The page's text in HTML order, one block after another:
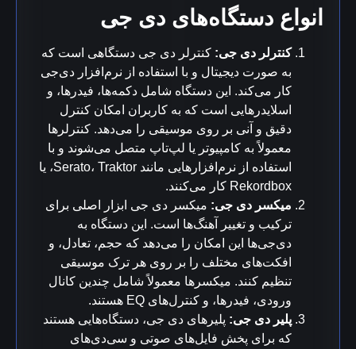
انواع دستگاه‌های دی جی
کنترلر دی جی: کنترلر دی جی دستگاهی است که
به صورت دیجیتال و با استفاده از نرم‌افزار دی‌جی
کار می‌کند. این دستگاه شامل دکمه‌ها، فیدرها، و
اسلایدرهایی است که به کاربران امکان کنترل
دقیق و آنی بر روی موسیقی را می‌دهد. کنترلرها
معمولاً به کامپیوتر یا لپ‌تاپ متصل می‌شوند و با
استفاده از نرم‌افزارهایی مانند Serato، Traktor، یا
Rekordbox کار می‌کنند.
میکسر دی جی: میکسر دی جی ابزار اصلی برای
ترکیب و تغییر آهنگ‌ها است. این دستگاه به
دی‌جی‌ها این امکان را می‌دهد که حجم، تعادل، و
افکت‌های مختلف را بر روی هر ترک موسیقی
تنظیم کنند. میکسرها معمولاً شامل چندین کانال
ورودی، فیدرها، و کنترل‌های EQ هستند.
پلیر دی جی: پلیرهای دی جی، دستگاه‌هایی هستند
که برای پخش فایل‌های صوتی و سی‌دی‌های